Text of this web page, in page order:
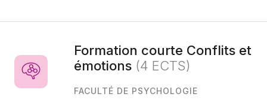
Formation courte Conflits et
émotions (4 ECTS)
FACULTÉ DE PSYCHOLOGIE